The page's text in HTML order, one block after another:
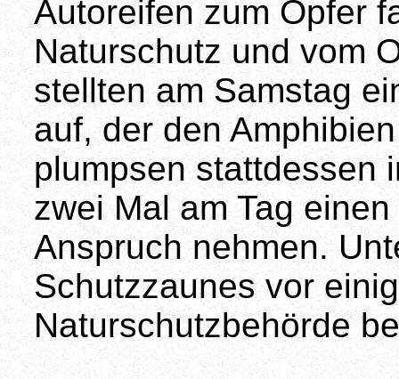
Autoreifen zum Opfer
Naturschutz und vom
stellten am Samstag
auf, der den
plumpsen stattdessen
zwei Mal am Tag
Anspruch nehmen.
Schutzzaunes vor
Naturschutzbehörde